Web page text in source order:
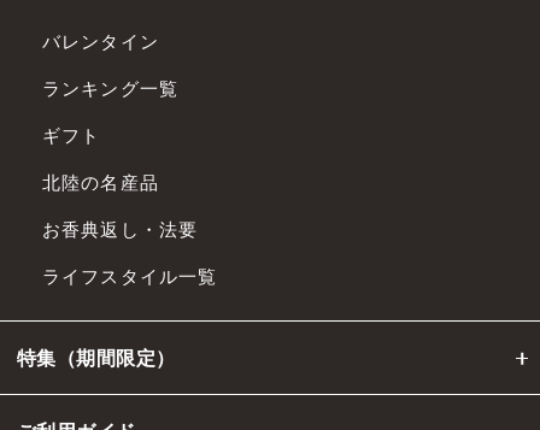
バレンタイン
ランキング一覧
ギフト
北陸の名産品
お香典返し・法要
ライフスタイル一覧
特集（期間限定）